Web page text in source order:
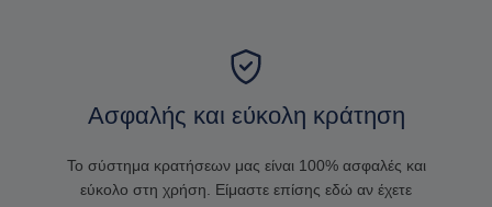
Ασφαλής και εύκολη κράτηση
Το σύστημα κρατήσεων μας είναι 100% ασφαλές και
εύκολο στη χρήση. Είμαστε επίσης εδώ αν έχετε